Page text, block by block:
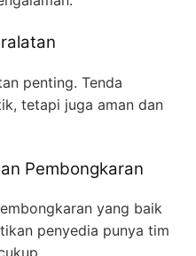
penting. Tenda
tetapi juga aman dan
Pembongkaran
yang baik
penyedia punya tim